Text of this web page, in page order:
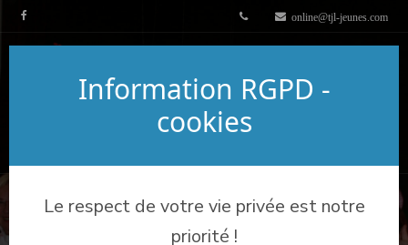
online@tjl-jeunes.com
Information RGPD -
cookies
Le respect de votre vie privée est notre
priorité !